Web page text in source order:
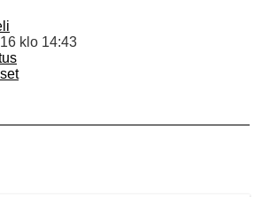
klo 14:43